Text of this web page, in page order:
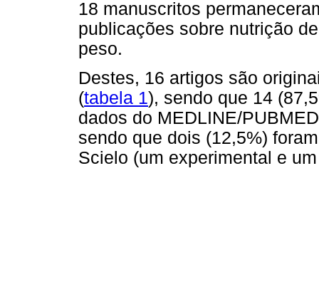
18 manuscritos
publicações sobre nutrição
peso.
Destes, 16 artigos são
(tabela 1), sendo que 14
dados do MEDLINE/
sendo que dois (12,5%)
Scielo (um experimental e